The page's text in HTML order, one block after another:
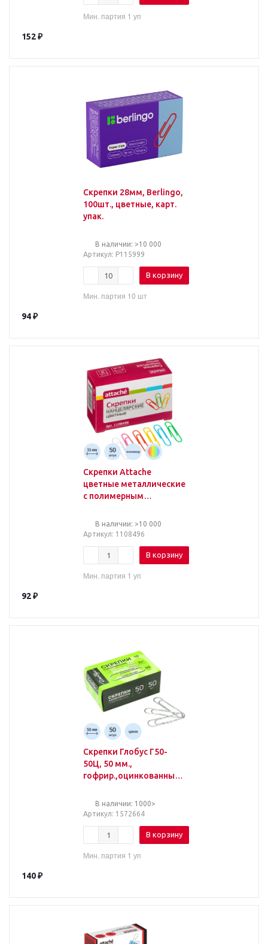
Мин. партия 1 уп
152₽
Скрепки 28мм, Berlingo,
100шт., цветные, карт.
упак.
В наличии: >10 000
Артикул: Р115999
В корзину
Мин. партия 10 шт
94₽
Скрепки Attache
цветные металлические
с полимерным
штук в упаковке)
В наличии: >10 000
Артикул: 1108496
В корзину
Мин. партия 1 уп
92₽
Скрепки Глобус Г50-
50Ц, 50 мм.,
гофрир.,оцинкованные,
В наличии: 1000>
Артикул: 1572664
В корзину
Мин. партия 1 уп
140₽